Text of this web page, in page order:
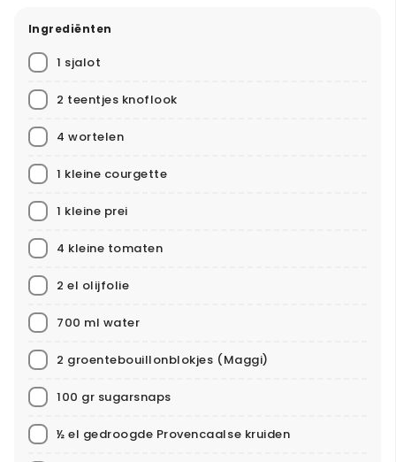
Ingrediënten
1 sjalot
2 teentjes knoflook
4 wortelen
1 kleine courgette
1 kleine prei
4 kleine tomaten
2 el olijfolie
700 ml water
2 groentebouillonblokjes (Maggi)
100 gr sugarsnaps
½ el gedroogde Provencaalse kruiden